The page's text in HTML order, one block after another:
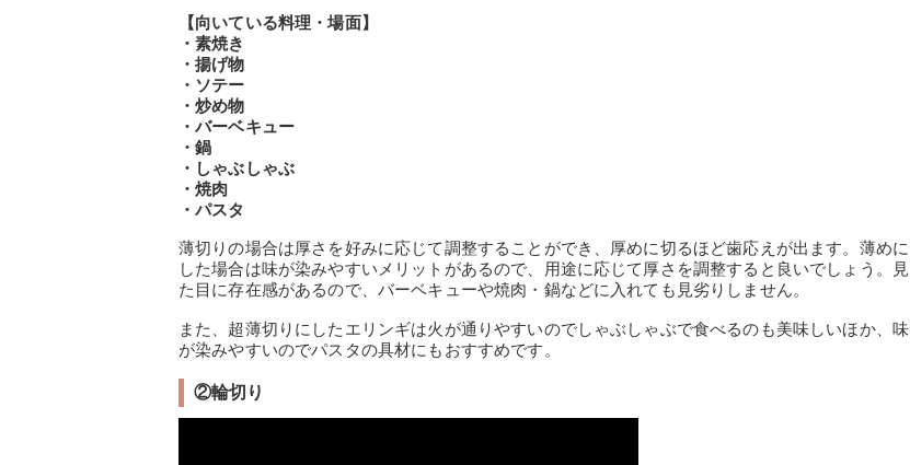
【向いている料理・場面】
・素焼き
・揚げ物
・ソテー
・炒め物
・バーベキュー
・鍋
・しゃぶしゃぶ
・焼肉
・パスタ
薄切りの場合は厚さを好みに応じて調整することができ、厚めに切るほど歯応えが出ます。薄めに
した場合は味が染みやすいメリットがあるので、用途に応じて厚さを調整すると良いでしょう。見
た目に存在感があるので、バーベキューや焼肉・鍋などに入れても見劣りしません。
また、超薄切りにしたエリンギは火が通りやすいのでしゃぶしゃぶで食べるのも美味しいほか、味
が染みやすいのでパスタの具材にもおすすめです。
②輪切り